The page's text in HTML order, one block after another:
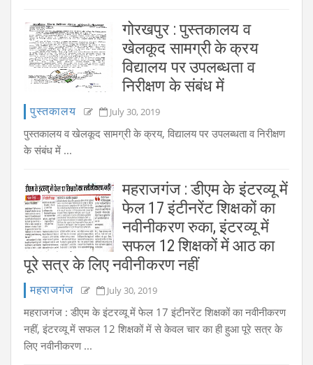
गोरखपुर : पुस्तकालय व
खेलकूद सामग्री के क्रय
विद्यालय पर उपलब्धता व
निरीक्षण के संबंध में
पुस्तकालय July 30, 2019
पुस्तकालय व खेलकूद सामग्री के क्रय, विद्यालय पर उपलब्धता व निरीक्षण
के संबंध में ...
महराजगंज : डीएम के इंटरव्यू में
फेल 17 इंटीनरेंट शिक्षकों का
नवीनीकरण रुका, इंटरव्यू में
सफल 12 शिक्षकों में आठ का
पूरे सत्र के लिए नवीनीकरण नहीं
महराजगंज July 30, 2019
महराजगंज : डीएम के इंटरव्यू में फेल 17 इंटीनरेंट शिक्षकों का नवीनीकरण
नहीं, इंटरव्यू में सफल 12 शिक्षकों में से केवल चार का ही हुआ पूरे सत्र के
लिए नवीनीकरण ...